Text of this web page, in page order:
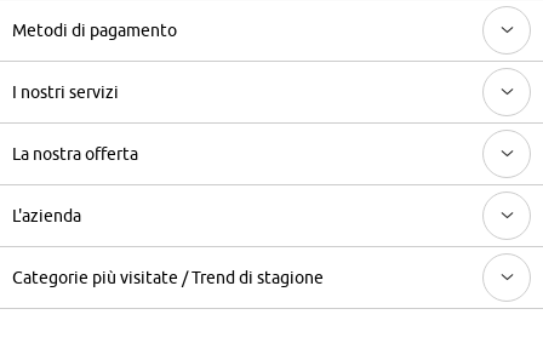
Metodi di pagamento
I nostri servizi
La nostra offerta
L'azienda
Categorie più visitate / Trend di stagione